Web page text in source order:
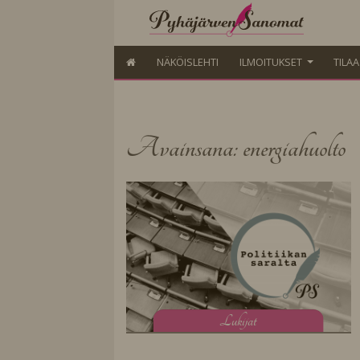
NÄKÖISLEHTI ILMOITUKSET
Avainsana: energiahuolto
Lukijat